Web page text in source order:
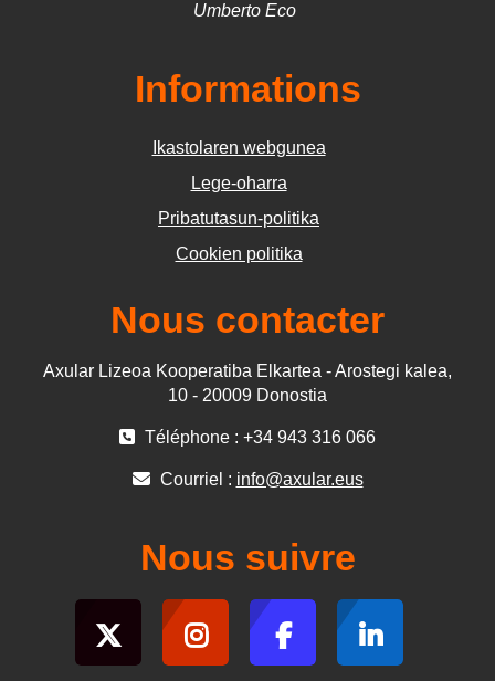
Umberto Eco
Informations
Ikastolaren webgunea
Lege-oharra
Pribatutasun-politika
Cookien politika
Nous contacter
Axular Lizeoa Kooperatiba Elkartea - Arostegi kalea,
10 - 20009 Donostia
Téléphone : +34 943 316 066
Courriel : info@axular.eus
Nous suivre